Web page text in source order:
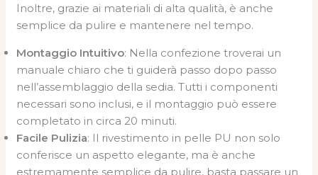
Inoltre, grazie ai materiali di alta qualità, è anche
semplice da pulire e mantenere nel tempo.
Montaggio Intuitivo: Nella confezione troverai un
manuale chiaro che ti guiderà passo dopo passo
nell’assemblaggio della sedia. Tutti i componenti
necessari sono inclusi, e il montaggio può essere
completato in circa 20 minuti.
Facile Pulizia: Il rivestimento in pelle PU non solo
conferisce un aspetto elegante, ma è anche
estremamente semplice da pulire, basta passare un